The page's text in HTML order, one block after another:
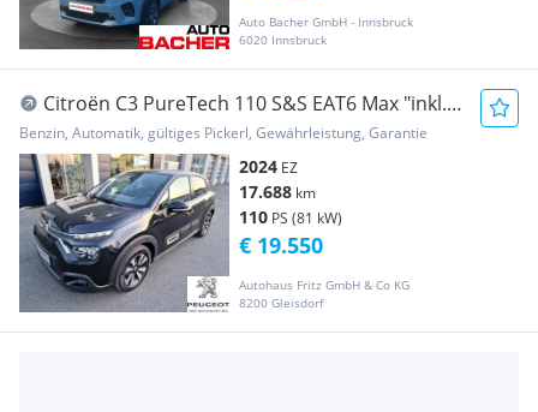
Auto Bacher GmbH - Innsbruck
6020 Innsbruck
Citroën C3 PureTech 110 S&S EAT6 Max "inkl.
Winterräder"
Benzin, Automatik, gültiges Pickerl, Gewährleistung, Garantie
2024 EZ
17.688 km
110 PS (81 kW)
Autohaus Fritz GmbH & Co KG
8200 Gleisdorf
€ 19.550